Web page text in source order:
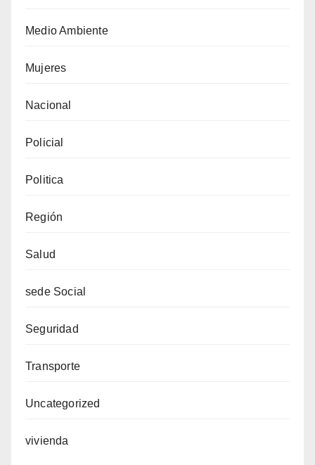
Medio Ambiente
Mujeres
Nacional
Policial
Politica
Región
Salud
sede Social
Seguridad
Transporte
Uncategorized
vivienda